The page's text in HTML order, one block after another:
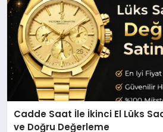
Cadde Saat İle İkinci El Lüks
ve Doğru Değerleme